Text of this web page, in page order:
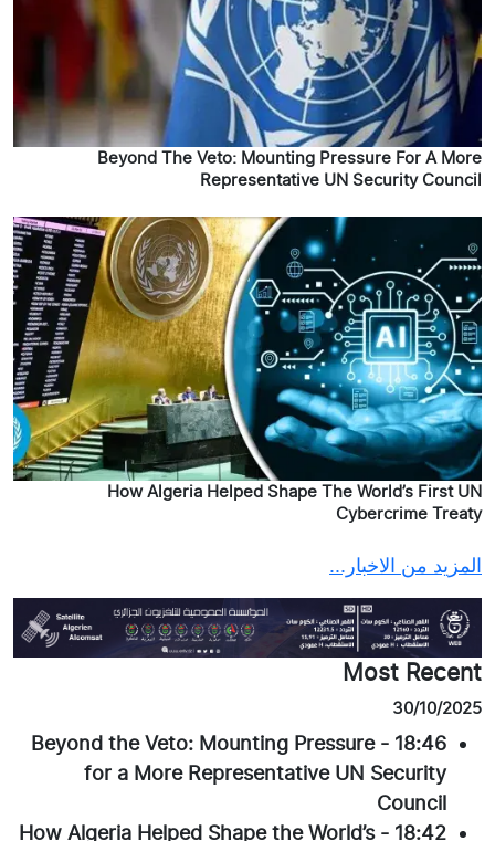
Beyond The Veto: Mounting Pressure For A More
Representative UN Security Council
How Algeria Helped Shape The World’s First UN
Cybercrime Treaty
المزيد من الاخبار...
Most Recent
30/10/2025
18:46
-
Beyond the Veto: Mounting Pressure
for a More Representative UN Security
Council
18:42
-
How Algeria Helped Shape the World’s